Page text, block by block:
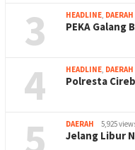
3 HEADLINE, DAERAH
PEKA
4 HEADLINE, DAERAH
Polresta
5 DAERAH 5,925
Jelang Libur